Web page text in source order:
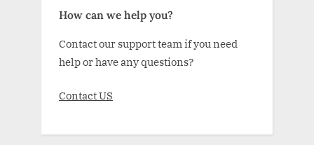
How can we help you?
Contact our support team if you need
help or have any questions?
Contact US